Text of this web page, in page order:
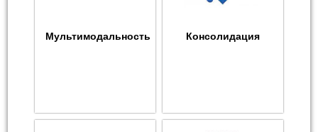
Мультимодальность Консолидация